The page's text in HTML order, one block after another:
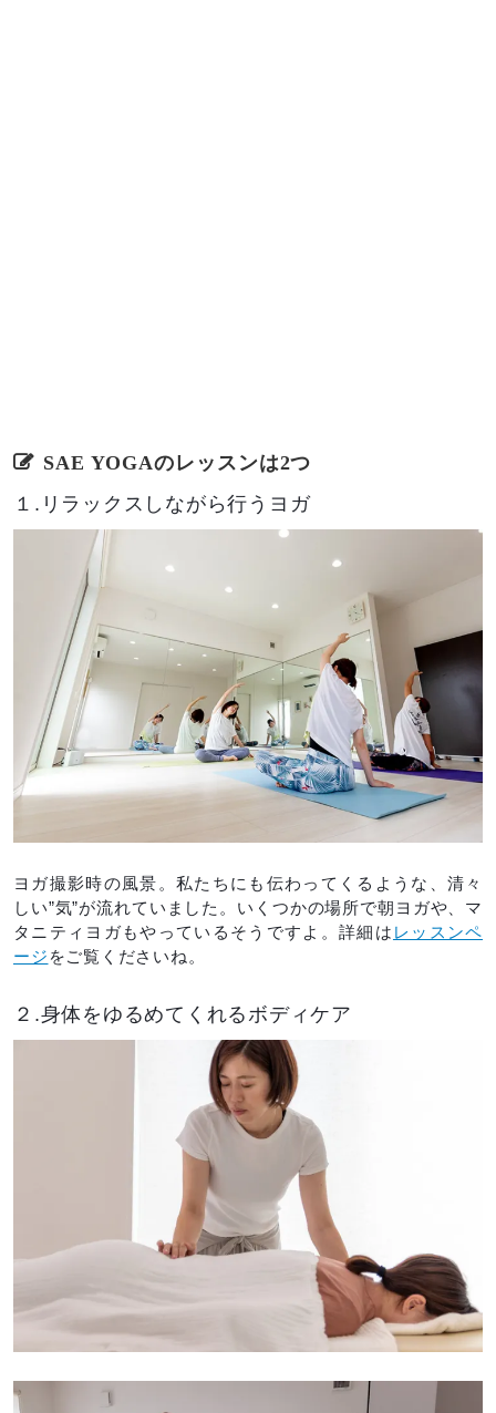
SAE YOGAのレッスンは2つ
１.リラックスしながら行うヨガ
ヨガ撮影時の風景。私たちにも伝わってくるような、清々
しい”気”が流れていました。いくつかの場所で朝ヨガや、マ
タニティヨガもやっているそうですよ。詳細は レッスンペ
ージ をご覧くださいね。
２.身体をゆるめてくれるボディケア